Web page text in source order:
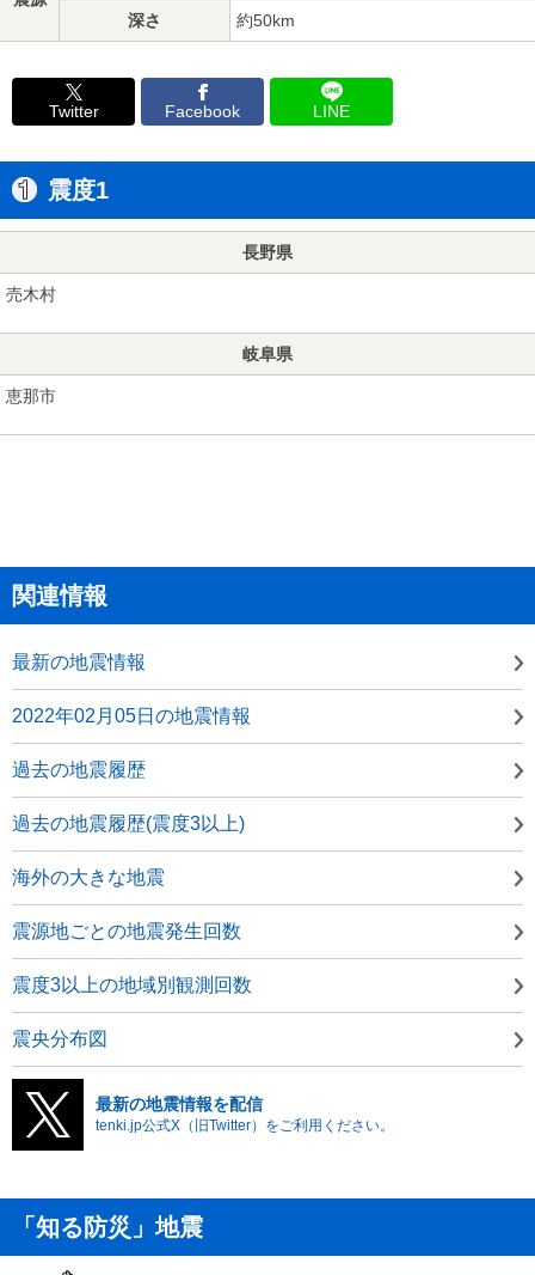
深さ 約50km
Twitter Facebook LINE
震度1
長野県
売木村
岐阜県
恵那市
関連情報
最新の地震情報
2022年02月05日の地震情報
過去の地震履歴
過去の地震履歴(震度3以上)
海外の大きな地震
震源地ごとの地震発生回数
震度3以上の地域別観測回数
震央分布図
最新の地震情報を配信
tenki.jp公式X（旧Twitter）をご利用ください。
「知る防災」地震